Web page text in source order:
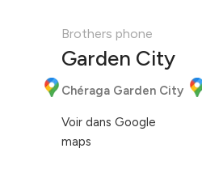
Brothers phone
Garden City
Chéraga Garden City
Voir dans Google
maps